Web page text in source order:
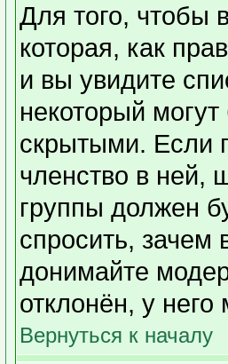
Для того, чтобы
которая, как
и вы увидите
некоторый
скрытыми. Если
членство в ней,
группы должен
спросить, зачем
донимайте
отклонён, у
Вернуться к началу